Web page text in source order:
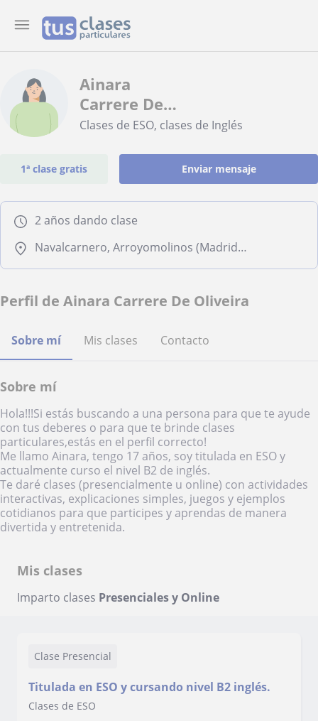
Ainara
Carrere De
Oliveira
Clases de ESO, clases de Inglés
1ª clase gratis Enviar mensaje
2 años dando clase
Navalcarnero, Arroyomolinos (Madrid), El Álamo, Sevilla la Nueva
Perfil de Ainara Carrere De Oliveira
Sobre mí Mis clases Contacto
Sobre mí
Hola!!!Si estás buscando a una persona para que te ayude
con tus deberes o para que te brinde clases
particulares,estás en el perfil correcto!
Me llamo Ainara, tengo 17 años, soy titulada en ESO y
actualmente curso el nivel B2 de inglés.
Te daré clases (presencialmente u online) con actividades
interactivas, explicaciones simples, juegos y ejemplos
cotidianos para que participes y aprendas de manera
divertida y entretenida.
Mis clases
Imparto clases Presenciales y Online
Clase Presencial
Titulada en ESO y cursando nivel B2 inglés.
Clases de ESO